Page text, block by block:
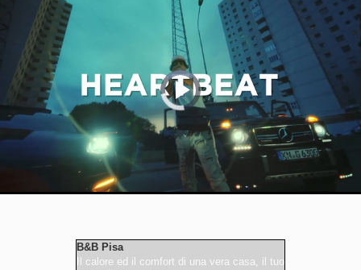
Video
Player
is
loading.
Play
Video
B&B Pisa
Il calore ed il comfort di una vera casa, il tuo